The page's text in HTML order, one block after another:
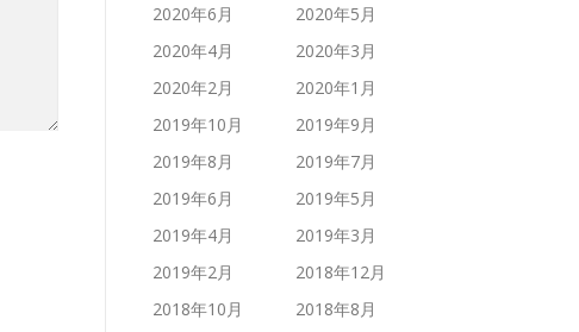
2020年6月
2020年5月
2020年4月
2020年3月
2020年2月
2020年1月
2019年10月
2019年9月
2019年8月
2019年7月
2019年6月
2019年5月
2019年4月
2019年3月
2019年2月
2018年12月
2018年10月
2018年8月